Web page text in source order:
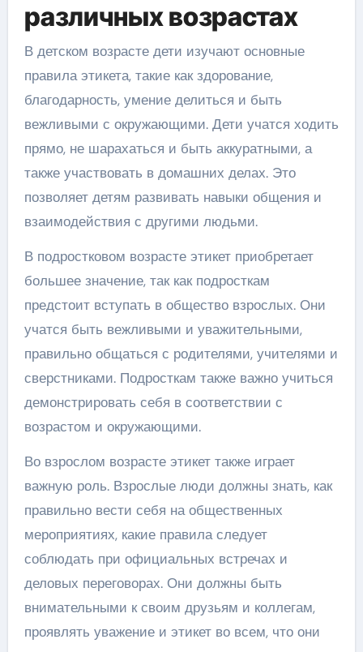
различных возрастах
В детском возрасте дети изучают основные
правила этикета, такие как здорование,
благодарность, умение делиться и быть
вежливыми с окружающими. Дети учатся ходить
прямо, не шарахаться и быть аккуратными, а
также участвовать в домашних делах. Это
позволяет детям развивать навыки общения и
взаимодействия с другими людьми.
В подростковом возрасте этикет приобретает
большее значение, так как подросткам
предстоит вступать в общество взрослых. Они
учатся быть вежливыми и уважительными,
правильно общаться с родителями, учителями и
сверстниками. Подросткам также важно учиться
демонстрировать себя в соответствии с
возрастом и окружающими.
Во взрослом возрасте этикет также играет
важную роль. Взрослые люди должны знать, как
правильно вести себя на общественных
мероприятиях, какие правила следует
соблюдать при официальных встречах и
деловых переговорах. Они должны быть
внимательными к своим друзьям и коллегам,
проявлять уважение и этикет во всем, что они